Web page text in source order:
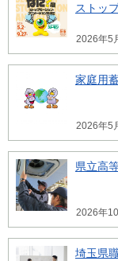
ストッ
2026年5
家庭用
2026年5
県立高
2026年
埼玉県